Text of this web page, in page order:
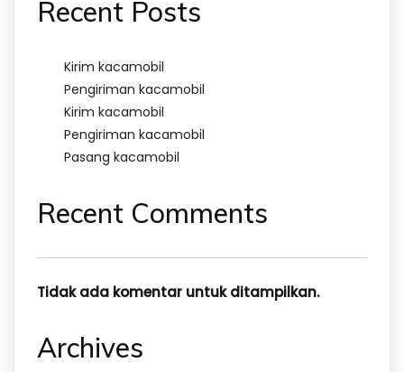
Recent Posts
Kirim kacamobil
Pengiriman kacamobil
Kirim kacamobil
Pengiriman kacamobil
Pasang kacamobil
Recent Comments
Tidak ada komentar untuk ditampilkan.
Archives